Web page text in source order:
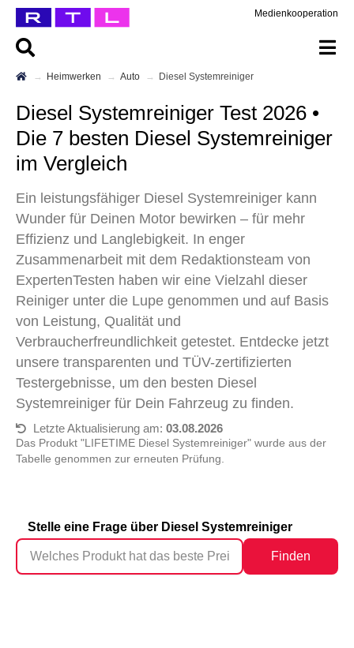
Medienkooperation
Heimwerken Auto Diesel Systemreiniger
Diesel Systemreiniger Test 2026 •
Die 7 besten Diesel Systemreiniger
im Vergleich
Ein leistungsfähiger Diesel Systemreiniger kann
Wunder für Deinen Motor bewirken – für mehr
Effizienz und Langlebigkeit. In enger
Zusammenarbeit mit dem Redaktionsteam von
ExpertenTesten haben wir eine Vielzahl dieser
Reiniger unter die Lupe genommen und auf Basis
von Leistung, Qualität und
Verbraucherfreundlichkeit getestet. Entdecke jetzt
unsere transparenten und TÜV-zertifizierten
Testergebnisse, um den besten Diesel
Systemreiniger für Dein Fahrzeug zu finden.
Letzte Aktualisierung am: 03.08.2026
Das Produkt "LIFETIME Diesel Systemreiniger" wurde aus der
Tabelle genommen zur erneuten Prüfung.
Stelle eine Frage über Diesel Systemreiniger
Finden